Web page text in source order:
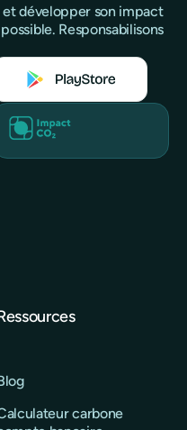
développer son impact
Responsabilisons
carbone